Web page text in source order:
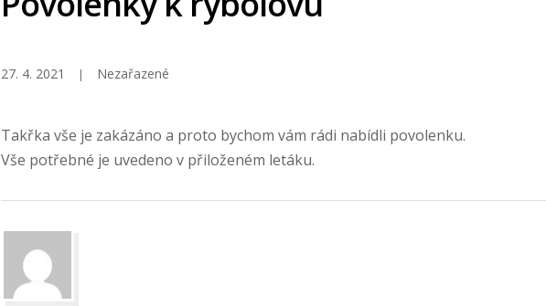
27. 4. 2021 Nezařazené
Takřka vše je zakázáno a proto bychom vám rádi nabídli povolenku.
Vše potřebné je uvedeno v přiloženém letáku.